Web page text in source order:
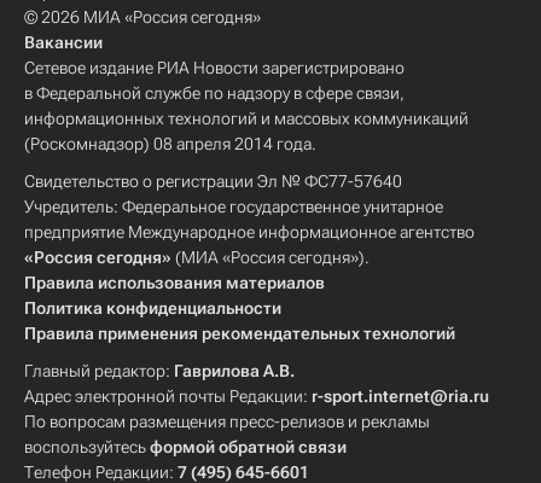
© 2026 МИА «Россия сегодня»
Вакансии
Сетевое издание РИА Новости зарегистрировано
в Федеральной службе по надзору в сфере связи,
информационных технологий и массовых коммуникаций
(Роскомнадзор) 08 апреля 2014 года.
Свидетельство о регистрации Эл № ФС77-57640
Учредитель: Федеральное государственное унитарное
предприятие Международное информационное агентство
«Россия сегодня» (МИА «Россия сегодня»).
Правила использования материалов
Политика конфиденциальности
Правила применения рекомендательных технологий
Главный редактор: Гаврилова А.В.
Адрес электронной почты Редакции: r-sport.internet@ria.ru
По вопросам размещения пресс-релизов и рекламы
воспользуйтесьформой обратной связи
Телефон Редакции: 7 (495) 645-6601